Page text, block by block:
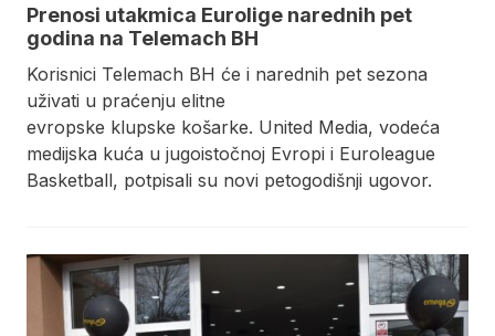
Prenosi utakmica Eurolige narednih pet
godina na Telemach BH
Korisnici Telemach BH će i narednih pet sezona
uživati u praćenju elitne
evropske klupske košarke. United Media, vodeća
medijska kuća u jugoistočnoj Evropi i Euroleague
Basketball, potpisali su novi petogodišnji ugovor.